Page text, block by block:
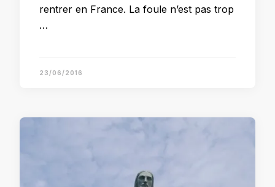
rentrer en France. La foule n’est pas trop
…
23/06/2016